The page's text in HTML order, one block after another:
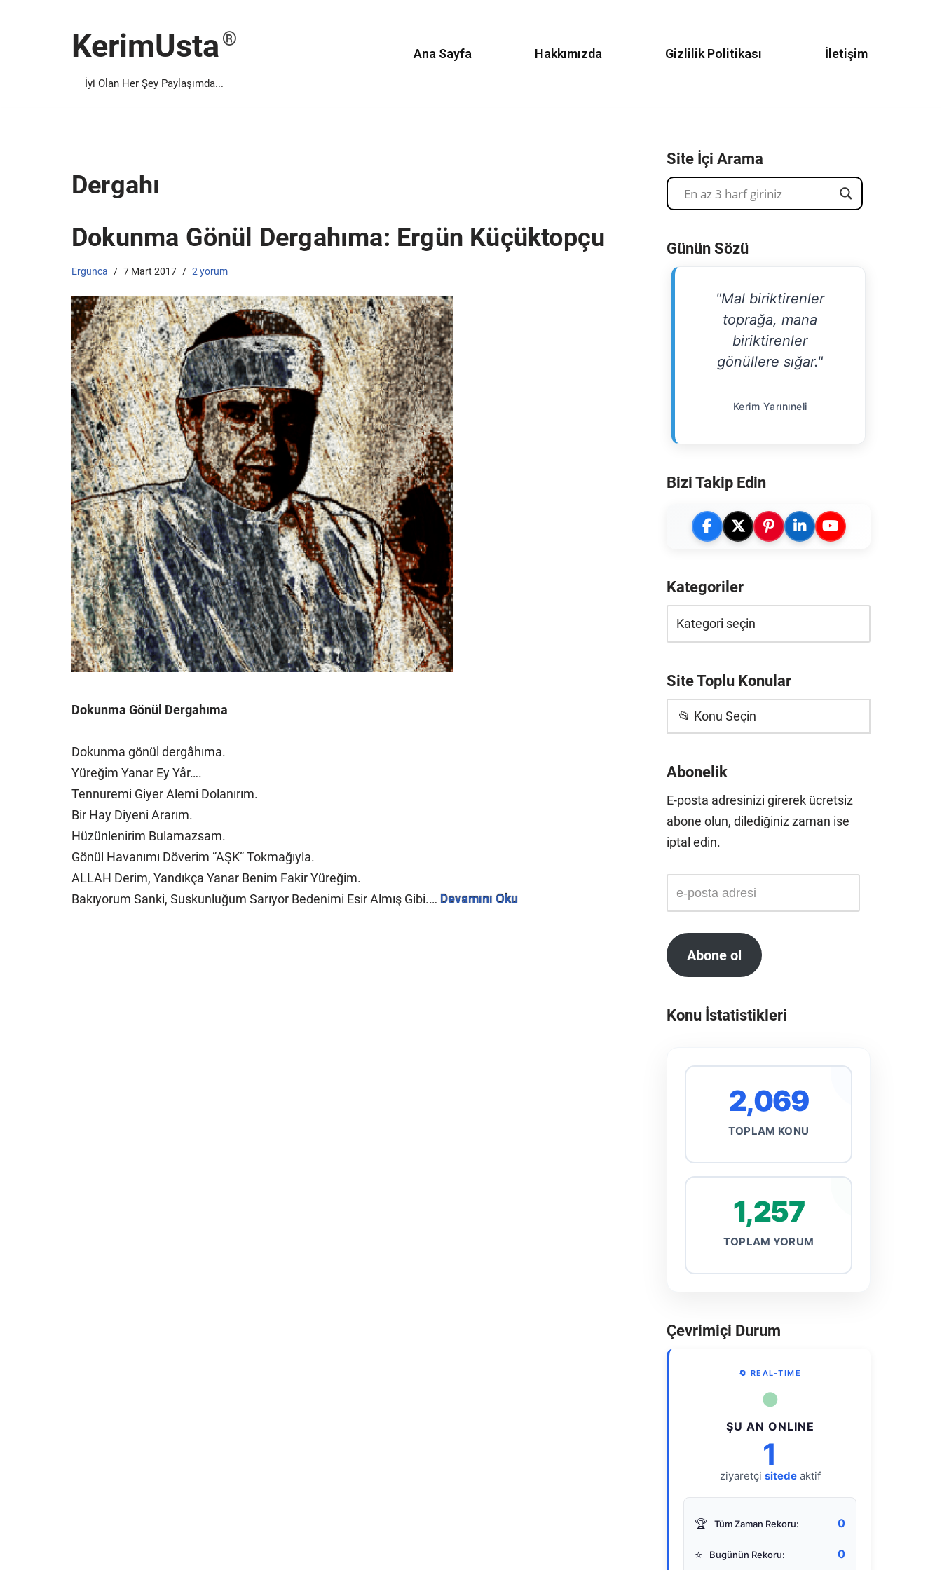
KerimUsta
İyi Olan Her Şey Paylaşımda...
Ana Sayfa Hakkımızda Gizlilik Politikası İletişim
Dergahı
Dokunma Gönül Dergahıma: Ergün Küçüktopçu
Ergunca 7 Mart 2017 2 yorum
Dokunma Gönül Dergahıma
Dokunma gönül dergâhıma.
Yüreğim Yanar Ey Yâr….
Tennuremi Giyer Alemi Dolanırım.
Bir Hay Diyeni Ararım.
Hüzünlenirim Bulamazsam.
Gönül Havanımı Döverim “AŞK” Tokmağıyla.
ALLAH Derim, Yandıkça Yanar Benim Fakir Yüreğim.
Bakıyorum Sanki, Suskunluğum Sarıyor Bedenimi Esir Almış Gibi.… Devamını Oku
Site İçi Arama
Günün Sözü
"Mal biriktirenler
toprağa, mana
biriktirenler
gönüllere sığar."
Kerim Yarınıneli
Bizi Takip Edin
Kategoriler
Site Toplu Konular
📂 Konu Seçin
Abonelik
E-posta adresinizi girerek ücretsiz
abone olun, dilediğiniz zaman ise
iptal edin.
Abone ol
Konu İstatistikleri
2,069
TOPLAM KONU
1,257
TOPLAM YORUM
Çevrimiçi Durum
🔄 REAL-TIME
●
ŞU AN ONLINE
1
ziyaretçi sitedeaktif
🏆 Tüm Zaman Rekoru: 0
⭐ Bugünün Rekoru: 0